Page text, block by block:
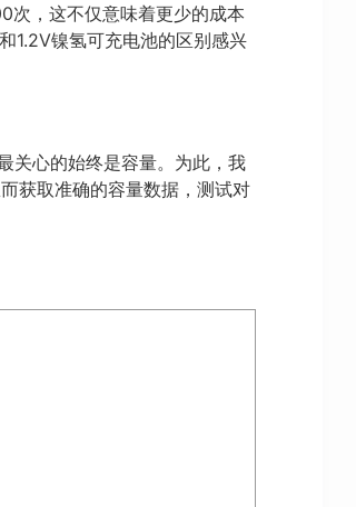
次，这不仅意味着更少的成本
1.2V镍氢可充电池的区别感兴
关心的始终是容量。为此，我
获取准确的容量数据，测试对